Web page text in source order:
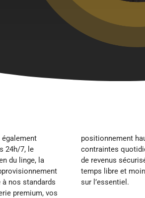
sur l’essentiel.